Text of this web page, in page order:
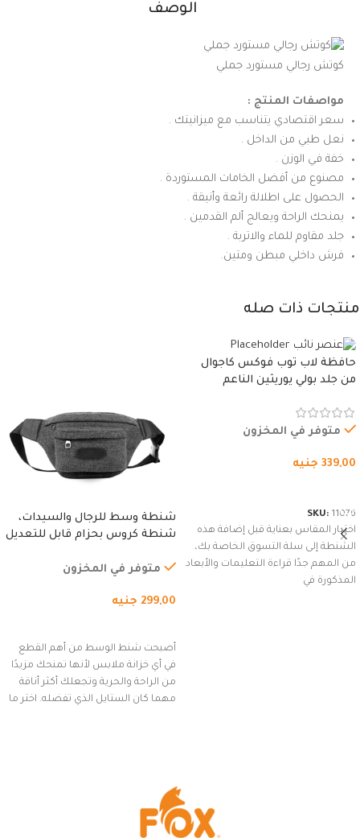
الوصف
كوتش رجالي مستورد جملي
مواصفات المنتج :
سعر اقتصادي يتناسب مع ميزانيتك .
نعل طبي من الداخل .
خفة في الوزن .
مصنوع من أفضل الخامات المستوردة .
الحصول على اطلالة رائعة وأنيقة .
يمنحك الراحة ويعالج ألم القدمين .
جلد مقاوم للماء والاتربة .
فرش داخلي مبطن ومتين.
منتجات ذات صله
حافظة لاب توب فوكس كاجوال
من جلد بولي يوريثين الناعم
وسوستة.
متوفر في المخزون
339,00 جنيه
SKU: 11076
اختيار المقاس بعناية قبل إضافة هذه
الشنطة إلى سلة التسوق الخاصة بك،
من المهم جدًا قراءة التعليمات والأبعاد
المذكورة في
شنطة وسط للرجال والسيدات،
شنطة كروس بحزام قابل للتعديل
السفر، الجري العادي، المشي
(رمادي)
متوفر في المخزون
299,00 جنيه
أصبحت شنط الوسط من أهم القطع
في أي خزانة ملابس لأنها تمنحك مزيدًا
من الراحة والحرية وتجعلك أكثر أناقة
مهما كان الستايل الذي تفضله. اختر ما